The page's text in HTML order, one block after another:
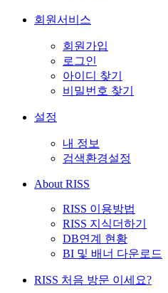
회원서비스
회원가입
로그인
아이디 찾기
비밀번호 찾기
설정
내 정보
검색환경설정
About RISS
RISS 이용방법
RISS 지식더하기
DB연계 현황
BI 및 배너 다운로드
RISS 처음 방문 이세요?